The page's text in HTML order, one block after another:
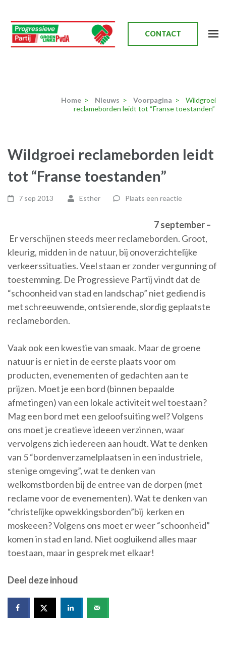
naar
inhoud
(Druk
CONTACT
Home > Nieuws > Voorpagina >
Wildgroei
reclameborden leidt tot “Franse toestanden”
Wildgroei reclameborden leidt
tot “Franse toestanden”
7 sep 2013 Esther Plaats een reactie
7 september –
Er verschijnen steeds meer reclameborden. Groot,
kleurig, midden in de natuur, bij onoverzichtelijke
verkeerssituaties. Veel staan er zonder vergunning of
toestemming. De Progressieve Partij vindt dat de
“schoonheid van stad en landschap” niet gediend is
met schreeuwende, ontsierende, slordig geplaatste
reclameborden.
Vaak ook een kwestie van smaak. Maar de groene
natuur is er niet in de eerste plaats voor om
producten, evenementen of gedachten aan te
prijzen. Moet je een bord (binnen bepaalde
afmetingen) van een lokale activiteit wel toestaan?
Mag een bord met een geloofsuiting wel? Volgens
ons moet je creatieve ideeen verzinnen, waar
vervolgens zich iedereen aan houdt. Wat te denken
van 5 “bordenverzamelplaatsen in een industriele,
stenige omgeving”, wat te denken van
welkomstborden bij de entree van de dorpen (met
reclame voor de evenementen). Wat te denken van
“christelijke opwekkingsborden”bij kerken en
moskeeen? Volgens ons moet er weer “schoonheid”
komen in stad en land. Niet oogluikend alles maar
toestaan, maar in gesprek met elkaar!
Deel deze inhoud